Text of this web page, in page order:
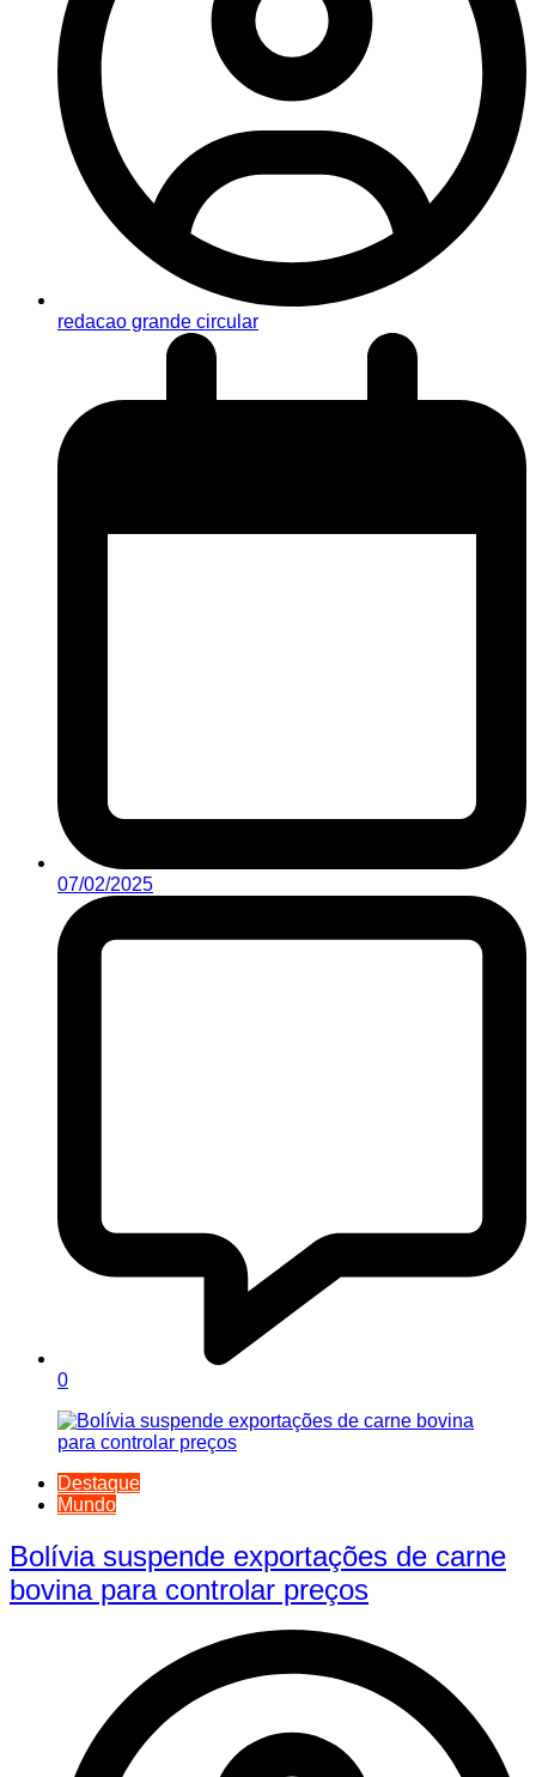
redacao grande circular
07/02/2025
0
Destaque
Mundo
Bolívia suspende exportações de carne
bovina para controlar preços